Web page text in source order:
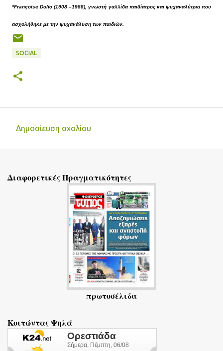
*Françoise Dolto (1908 –1988), γνωστή γαλλίδα παιδίατρος και ψυχαναλύτρια που
ασχολήθηκε με την ψυχανάλυση των παιδιών.
SOCIAL
λ
Δημοσίευση σχολίου
Διαφορετικές Πραγματικότητες
πρωτοσέλιδα
Κοιτώντας Ψηλά